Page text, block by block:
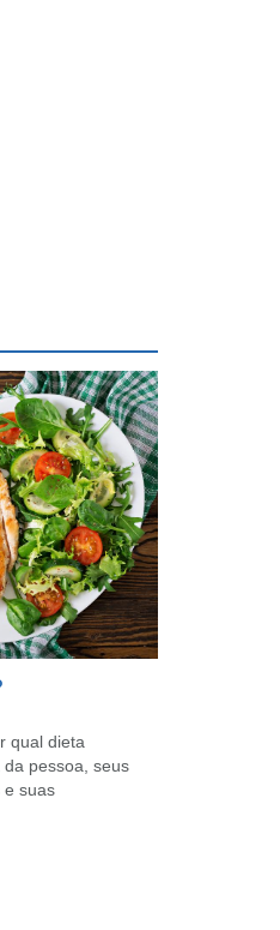
qual dieta
pessoa, seus
e suas